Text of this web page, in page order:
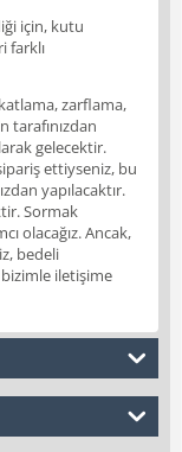
için, kutu
farklı
zarflama,
tarafınızdan
gelecektir.
ettiyseniz, bu
yapılacaktır.
Sormak
olacağız. Ancak,
bedeli
bizimle iletişime